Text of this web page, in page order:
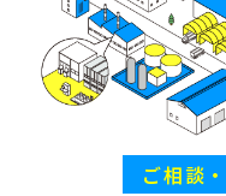
ご相談